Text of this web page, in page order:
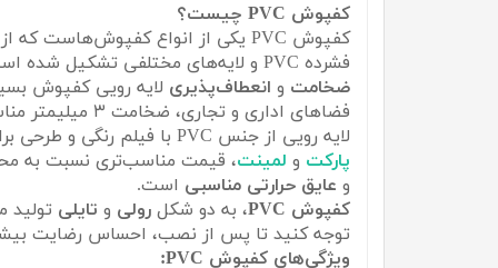
کفپوش PVC چیست؟
کفپوش PVC یکی از انواع کفپوش‌هاست که از جنس Poly Vinyl Chloride ساخته شده و به عنوان
فشرده PVC و لایه‌های مختلفی تشکیل شده است که شامل لایه UV برای محافظت از سطح، لایه پوششی برای مقاومت، و لایه طرح برای جلوه‌ی زیبایی است.
ضخامت و انعطاف‌پذیری
فضاهای اداری و تجاری، ضخامت ۳ میلیمتر مناسب است.
لایه رویی از جنس PVC با فیلم رنگی و طرحی براق پوشیده شده است که دارای برجستگی‌های ریز در سطح نهایی است. امروزه، کفپوش PVC با طرح‌هایی شبیه به
پارکت و لمینت، قیمت مناسب‌تری نسبت به
و عایق حرارتی مناسبی است.
کفپوش PVC
، به دو شکل رولی و تایلی تولید
توجه کنید تا پس از نصب، احساس رضایت
ویژگی‌های کفپوش PVC: